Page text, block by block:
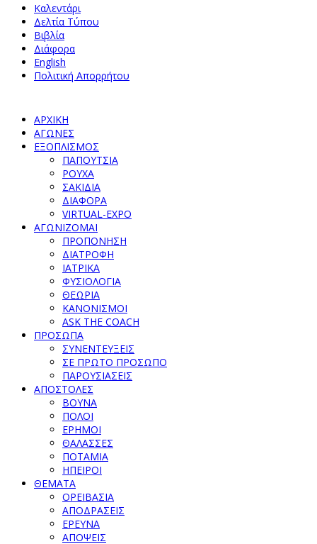
Καλεντάρι
Δελτία Τύπου
Βιβλία
Διάφορα
English
Πολιτική Απορρήτου
ΑΡΧΙΚΗ
ΑΓΩΝΕΣ
ΕΞΟΠΛΙΣΜΟΣ
ΠΑΠΟΥΤΣΙΑ
ΡΟΥΧΑ
ΣΑΚΙΔΙΑ
ΔΙΑΦΟΡΑ
VIRTUAL-EXPO
ΑΓΩΝΙΖΟΜΑΙ
ΠΡΟΠΟΝΗΣΗ
ΔΙΑΤΡΟΦΗ
ΙΑΤΡΙΚΑ
ΦΥΣΙΟΛΟΓΙΑ
ΘΕΩΡΙΑ
ΚΑΝΟΝΙΣΜΟΙ
ASK THE COACH
ΠΡΟΣΩΠΑ
ΣΥΝΕΝΤΕΥΞΕΙΣ
ΣΕ ΠΡΩΤΟ ΠΡΟΣΩΠΟ
ΠΑΡΟΥΣΙΑΣΕΙΣ
ΑΠΟΣΤΟΛΕΣ
ΒΟΥΝΑ
ΠΟΛΟΙ
ΕΡΗΜΟΙ
ΘΑΛΑΣΣΕΣ
ΠΟΤΑΜΙΑ
ΗΠΕΙΡΟΙ
ΘΕΜΑΤΑ
ΟΡΕΙΒΑΣΙΑ
ΑΠΟΔΡΑΣΕΙΣ
ΕΡΕΥΝΑ
ΑΠΟΨΕΙΣ